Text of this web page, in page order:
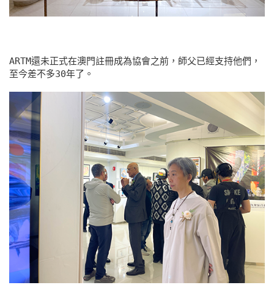
ARTM還未正式在澳門註冊成為協會之前，師父已經支持他們，
至今差不多30年了。